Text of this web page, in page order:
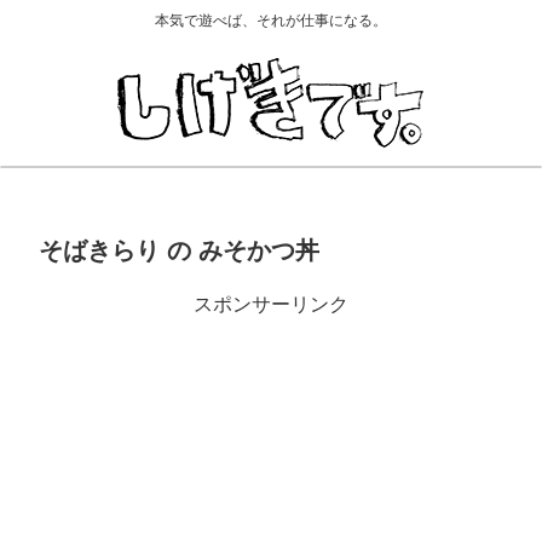
本気で遊べば、それが仕事になる。
そばきらり の みそかつ丼
スポンサーリンク